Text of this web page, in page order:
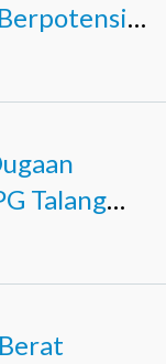
Talang